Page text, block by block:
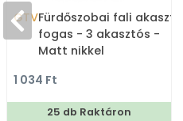
GTVFürdőszobai fali akasztó,
fogas - 3 akasztós -
Matt nikkel
1 034 Ft
25 db Raktáron